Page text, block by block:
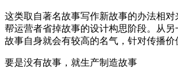
这类取自著名故事写作新故事的办法相
帮运营者省掉故事的设计构思阶段。从另
故事自身就会有较高的名气，针对传播价
要是没有故事，就生产制造故事